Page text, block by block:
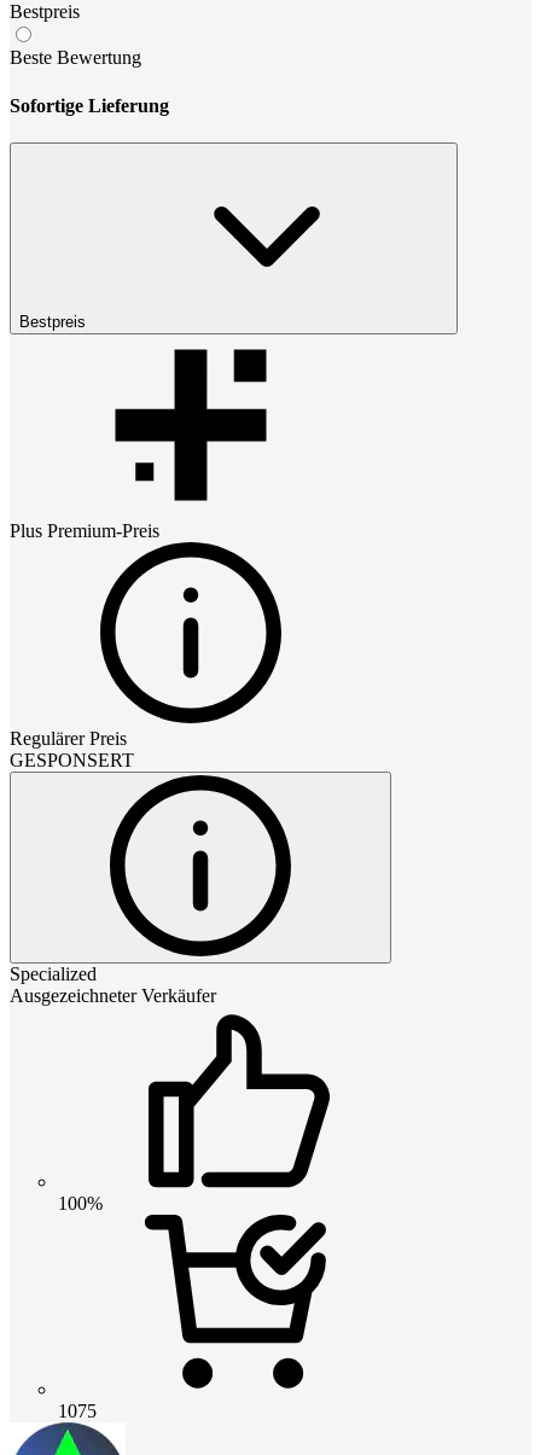
Bestpreis
Beste Bewertung
Sofortige Lieferung
Bestpreis
Plus Premium-Preis
Regulärer Preis
GESPONSERT
Specialized
Ausgezeichneter Verkäufer
100%
1075